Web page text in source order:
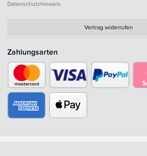
Datenschutzhinweis
Vertrag widerrufen
Zahlungsarten